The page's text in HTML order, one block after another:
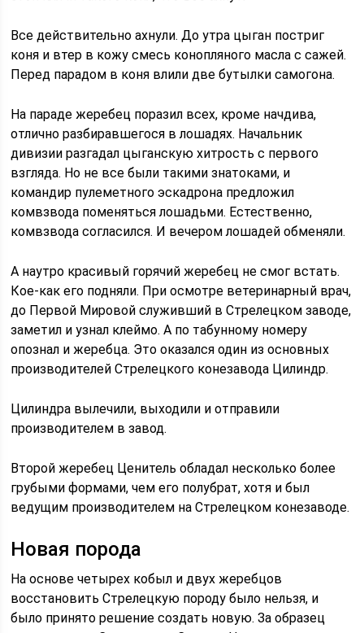
Все действительно ахнули. До утра цыган постриг
коня и втер в кожу смесь конопляного масла с сажей.
Перед парадом в коня влили две бутылки самогона.
На параде жеребец поразил всех, кроме начдива,
отлично разбиравшегося в лошадях. Начальник
дивизии разгадал цыганскую хитрость с первого
взгляда. Но не все были такими знатоками, и
командир пулеметного эскадрона предложил
комвзвода поменяться лошадьми. Естественно,
комвзвода согласился. И вечером лошадей обменяли.
А наутро красивый горячий жеребец не смог встать.
Кое-как его подняли. При осмотре ветеринарный врач,
до Первой Мировой служивший в Стрелецком заводе,
заметил и узнал клеймо. А по табунному номеру
опознал и жеребца. Это оказался один из основных
производителей Стрелецкого конезавода Цилиндр.
Цилиндра вылечили, выходили и отправили
производителем в завод.
Второй жеребец Ценитель обладал несколько более
грубыми формами, чем его полубрат, хотя и был
ведущим производителем на Стрелецком конезаводе.
Новая порода
На основе четырех кобыл и двух жеребцов
восстановить Стрелецкую породу было нельзя, и
было принято решение создать новую. За образец